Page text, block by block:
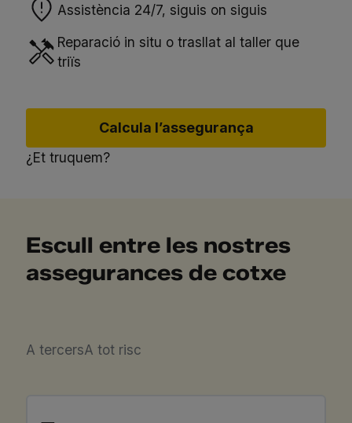
Assistència 24/7, siguis on siguis
Reparació in situ o trasllat al taller que
triïs
Calcula l’assegurança
¿Et truquem?
Escull entre les nostres
assegurances de cotxe
A tercersA tot risc